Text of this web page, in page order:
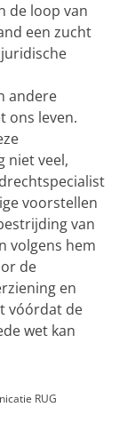
de loop van
een zucht
andere
ons leven.
niet veel,
voorstellen
van
volgens hem
de
en
vóórdat de
wet kan
RUG